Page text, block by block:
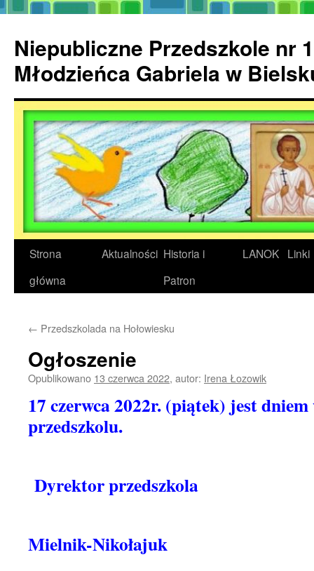
treści
Niepubliczne Przedszkole nr
Młodzieńca Gabriela w
Strona
główna
Aktualności Historia i
Patron
LANOK Linki
← Przedszkolada na Hołowiesku
Ogłoszenie
Opublikowano 13 czerwca 2022, autor: Irena Łozowik
17 czerwca 2022r. (piątek) jest
przedszkolu.
Dyrektor przedszkola
Mielnik-Nikołajuk